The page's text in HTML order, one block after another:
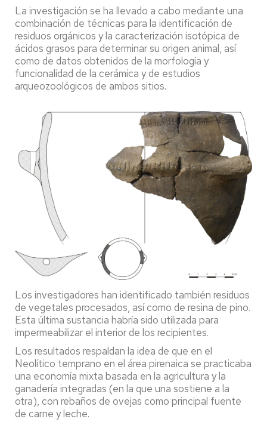
La investigación se ha llevado a cabo mediante una
combinación de técnicas para la identificación de
residuos orgánicos y la caracterización isotópica de
ácidos grasos para determinar su origen animal, así
como de datos obtenidos de la morfología y
funcionalidad de la cerámica y de estudios
arqueozoológicos de ambos sitios.
Los investigadores han identificado también residuos
de vegetales procesados, así como de resina de pino.
Esta última sustancia habría sido utilizada para
impermeabilizar el interior de los recipientes.
Los resultados respaldan la idea de que en el
Neolítico temprano en el área pirenaica se practicaba
una economía mixta basada en la agricultura y la
ganadería integradas (en la que una sostiene a la
otra), con rebaños de ovejas como principal fuente
de carne y leche.